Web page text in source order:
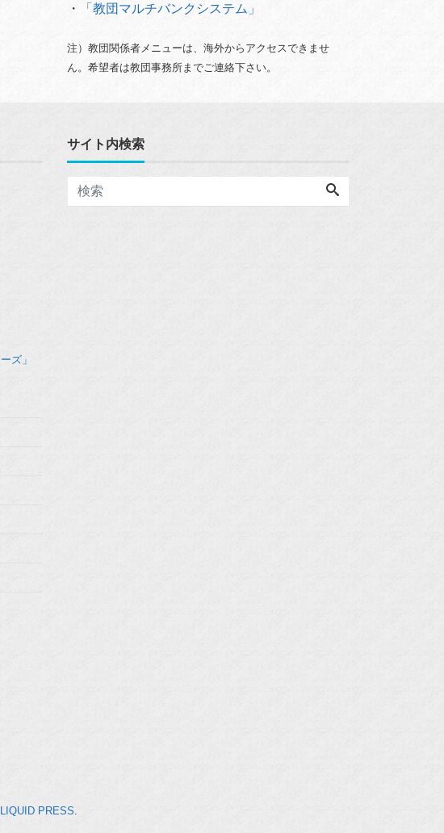
・ 「教団マルチバンクシステム」
注）教団関係者メニューは、海外からアクセスできませ
ん。希望者は教団事務所までご連絡下さい。
ズ」
サイト内検索
LIQUID PRESS